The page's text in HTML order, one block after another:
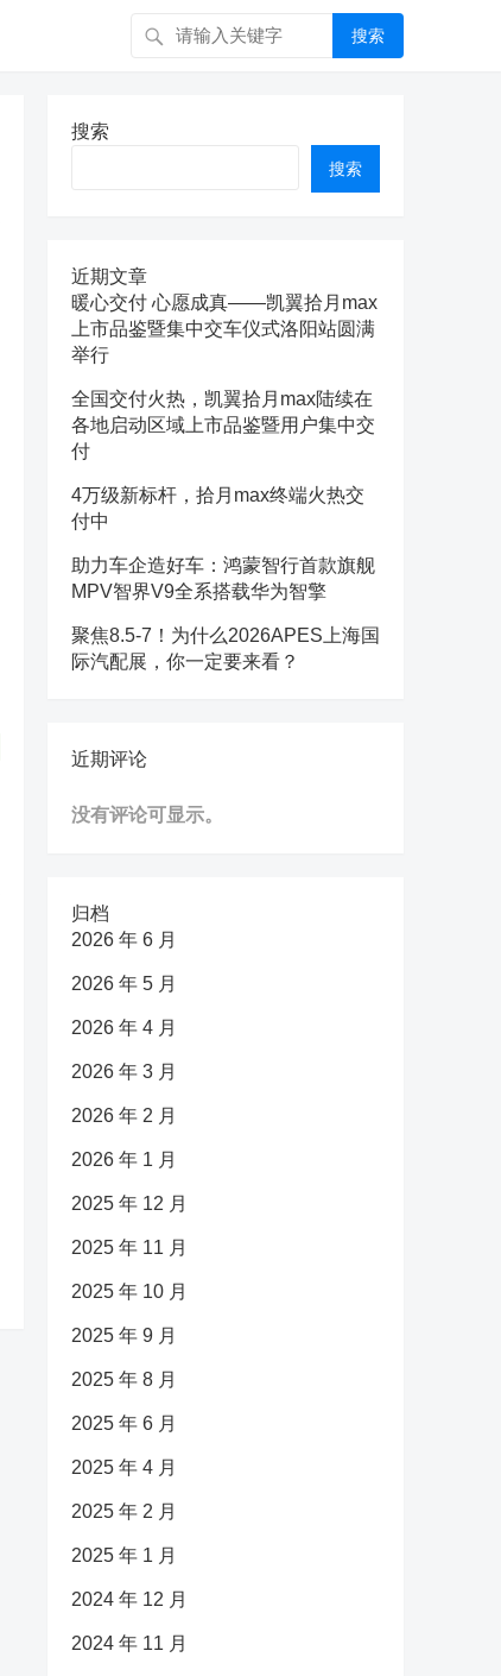
搜索
搜索
搜索
近期文章
暖心交付 心愿成真——凯翼拾月max
上市品鉴暨集中交车仪式洛阳站圆满
举行
全国交付火热，凯翼拾月max陆续在
各地启动区域上市品鉴暨用户集中交
付
4万级新标杆，拾月max终端火热交
付中
助力车企造好车：鸿蒙智行首款旗舰
MPV智界V9全系搭载华为智擎
聚焦8.5-7！为什么2026APES上海国
际汽配展，你一定要来看？
近期评论
没有评论可显示。
归档
2026 年 6 月
2026 年 5 月
2026 年 4 月
2026 年 3 月
2026 年 2 月
2026 年 1 月
2025 年 12 月
2025 年 11 月
2025 年 10 月
2025 年 9 月
2025 年 8 月
2025 年 6 月
2025 年 4 月
2025 年 2 月
2025 年 1 月
2024 年 12 月
2024 年 11 月